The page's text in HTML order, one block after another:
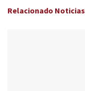
Relacionado Noticias